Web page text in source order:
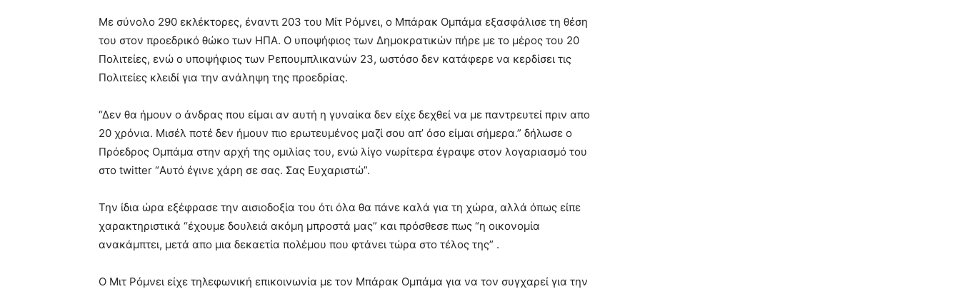
Με σύνολο 290 εκλέκτορες, έναντι 203 του Μίτ Ρόμνει, ο Μπάρακ Ομπάμα εξασφάλισε τη θέση
του στον προεδρικό θώκο των ΗΠΑ. Ο υποψήφιος των Δημοκρατικών πήρε με το μέρος του 20
Πολιτείες, ενώ ο υποψήφιος των Ρεπουμπλικανών 23, ωστόσο δεν κατάφερε να κερδίσει τις
Πολιτείες κλειδί για την ανάληψη της προεδρίας.
“Δεν θα ήμουν ο άνδρας που είμαι αν αυτή η γυναίκα δεν είχε δεχθεί να με παντρευτεί πριν απο
20 χρόνια. Μισέλ ποτέ δεν ήμουν πιο ερωτευμένος μαζί σου απ’ όσο είμαι σήμερα.” δήλωσε ο
Πρόεδρος Ομπάμα στην αρχή της ομιλίας του, ενώ λίγο νωρίτερα έγραψε στον λογαριασμό του
στο twitter “Αυτό έγινε χάρη σε σας. Σας Ευχαριστώ”.
Την ίδια ώρα εξέφρασε την αισιοδοξία του ότι όλα θα πάνε καλά για τη χώρα, αλλά όπως είπε
χαρακτηριστικά “έχουμε δουλειά ακόμη μπροστά μας” και πρόσθεσε πως “η οικονομία
ανακάμπτει, μετά απο μια δεκαετία πολέμου που φτάνει τώρα στο τέλος της” .
Ο Μιτ Ρόμνει είχε τηλεφωνική επικοινωνία με τον Μπάρακ Ομπάμα για να τον συγχαρεί για την